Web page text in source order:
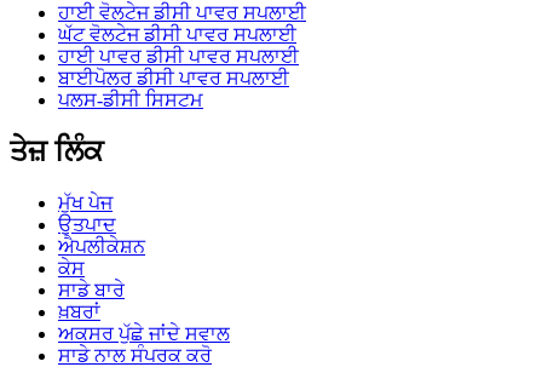
ਹਾਈ ਵੋਲਟੇਜ ਡੀਸੀ ਪਾਵਰ ਸਪਲਾਈ
ਘੱਟ ਵੋਲਟੇਜ ਡੀਸੀ ਪਾਵਰ ਸਪਲਾਈ
ਹਾਈ ਪਾਵਰ ਡੀਸੀ ਪਾਵਰ ਸਪਲਾਈ
ਬਾਈਪੋਲਰ ਡੀਸੀ ਪਾਵਰ ਸਪਲਾਈ
ਪਲਸ-ਡੀਸੀ ਸਿਸਟਮ
ਤੇਜ਼ ਲਿੰਕ
ਮੁੱਖ ਪੇਜ
ਉਤਪਾਦ
ਐਪਲੀਕੇਸ਼ਨ
ਕੇਸ
ਸਾਡੇ ਬਾਰੇ
ਖ਼ਬਰਾਂ
ਅਕਸਰ ਪੁੱਛੇ ਜਾਂਦੇ ਸਵਾਲ
ਸਾਡੇ ਨਾਲ ਸੰਪਰਕ ਕਰੋ